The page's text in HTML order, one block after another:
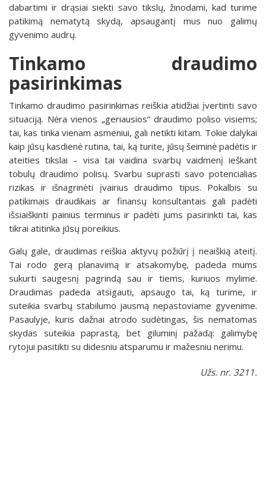
dabartimi ir drąsiai siekti savo tikslų, žinodami, kad turime
patikimą nematytą skydą, apsaugantį mus nuo galimų
gyvenimo audrų.
Tinkamo draudimo
pasirinkimas
Tinkamo draudimo pasirinkimas reiškia atidžiai įvertinti savo
situaciją. Nėra vienos „geriausios“ draudimo poliso visiems;
tai, kas tinka vienam asmeniui, gali netikti kitam. Tokie dalykai
kaip jūsų kasdienė rutina, tai, ką turite, jūsų šeiminė padėtis ir
ateities tikslai – visa tai vaidina svarbų vaidmenį ieškant
tobulų draudimo polisų. Svarbu suprasti savo potencialias
rizikas ir išnagrinėti įvairius draudimo tipus. Pokalbis su
patikimais draudikais ar finansų konsultantais gali padėti
išsiaiškinti painius terminus ir padėti jums pasirinkti tai, kas
tikrai atitinka jūsų poreikius.
Galų gale, draudimas reiškia aktyvų požiūrį į neaiškią ateitį.
Tai rodo gerą planavimą ir atsakomybę, padeda mums
sukurti saugesnį pagrindą sau ir tiems, kuriuos mylime.
Draudimas padeda atsigauti, apsaugo tai, ką turime, ir
suteikia svarbų stabilumo jausmą nepastoviame gyvenime.
Pasaulyje, kuris dažnai atrodo sudėtingas, šis nematomas
skydas suteikia paprastą, bet giluminį pažadą: galimybę
rytojui pasitikti su didesniu atsparumu ir mažesniu nerimu.
Užs. nr. 3211.